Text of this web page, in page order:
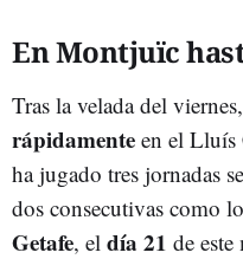
En Montjuïc
Tras la velada del viernes,
rápidamente en el Lluís
ha jugado tres jornadas
dos consecutivas como
Getafe, el día 21 de